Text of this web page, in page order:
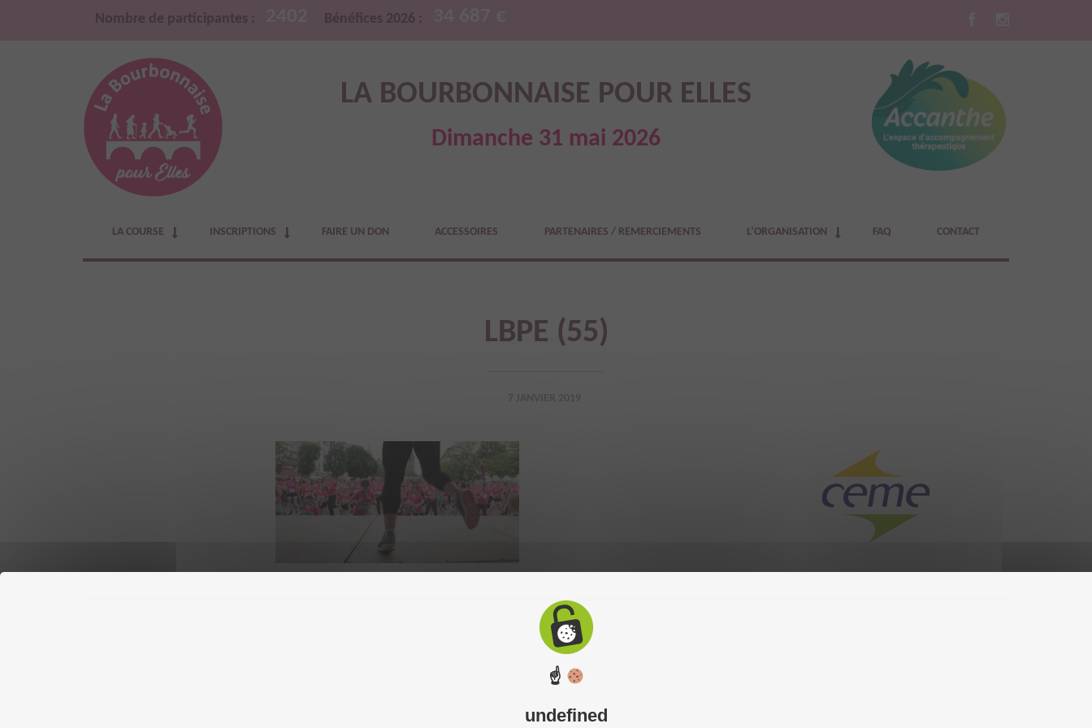
Nombre de participantes : Bénéfices 2026 :
LA BOURBONNAISE POUR ELLES
Dimanche 31 mai 2026
LA COURSE INSCRIPTIONS FAIRE UN DON ACCESSOIRES PARTENAIRES / REMERCIEMENTS L’ORGANISATION FAQ CONTACT
LBPE (55)
Labourbonnaisepourelles © 2015. Tous droits réservés. Réalisation du site :C-toucom
☝
undefined